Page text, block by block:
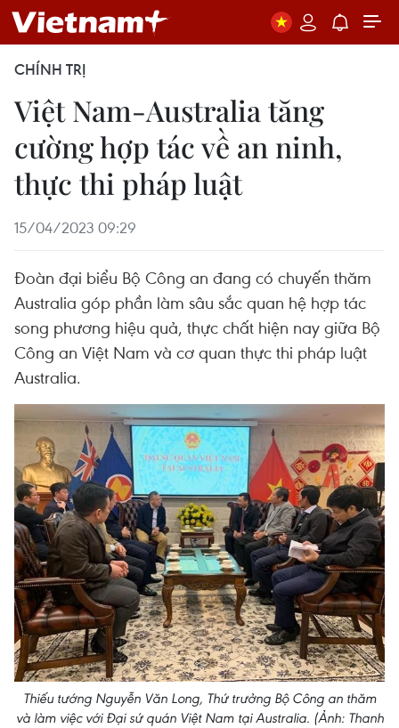
CHÍNH TRỊ
Việt Nam-Australia tăng
cường hợp tác về an ninh,
thực thi pháp luật
15/04/2023 09:29
Đoàn đại biểu Bộ Công an đang có chuyến thăm
Australia góp phần làm sâu sắc quan hệ hợp tác
song phương hiệu quả, thực chất hiện nay giữa Bộ
Công an Việt Nam và cơ quan thực thi pháp luật
Australia.
Thiếu tướng Nguyễn Văn Long, Thứ trưởng Bộ Công an thăm
và làm việc với Đại sứ quán Việt Nam tại Australia. (Ảnh: Thanh